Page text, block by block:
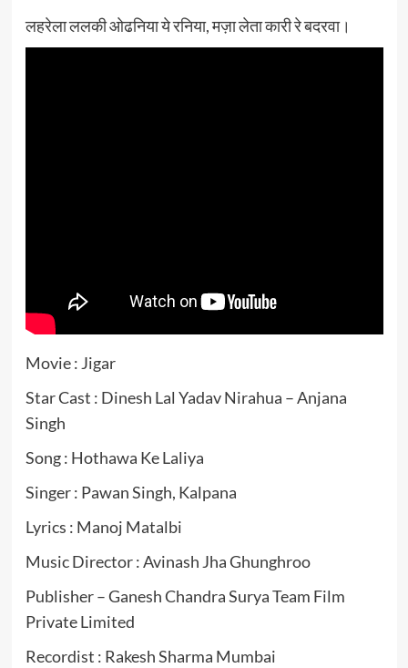
लहरेला ललकी ओढनिया ये रनिया, मज़ा लेता कारी रे बदरवा।
Movie : Jigar
Star Cast : Dinesh Lal Yadav Nirahua – Anjana
Singh
Song : Hothawa Ke Laliya
Singer : Pawan Singh, Kalpana
Lyrics : Manoj Matalbi
Music Director : Avinash Jha Ghunghroo
Publisher – Ganesh Chandra Surya Team Film
Private Limited
Recordist : Rakesh Sharma Mumbai